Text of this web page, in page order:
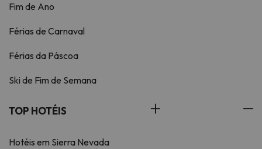
Fim de Ano
Férias de Carnaval
Férias da Páscoa
Ski de Fim de Semana
TOP HOTÉIS
Hotéis em Sierra Nevada